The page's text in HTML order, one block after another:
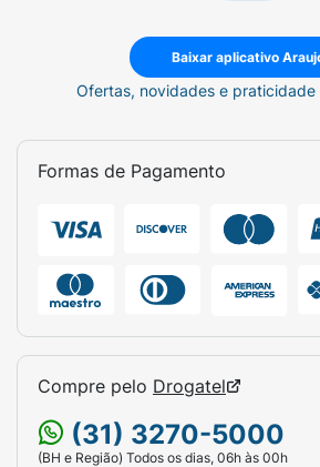
Baixar aplicativo
Ofertas, novidades e praticidade
Formas de Pagamento
Compre pelo Drogatel
(31) 3270-5000
(BH e Região) Todos os dias, 06h às 00h